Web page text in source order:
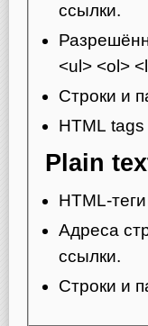
ссылки.
<ul> <ol>
Строки и
HTML
Plain
HTML-
Адреса
ссылки.
Строки и